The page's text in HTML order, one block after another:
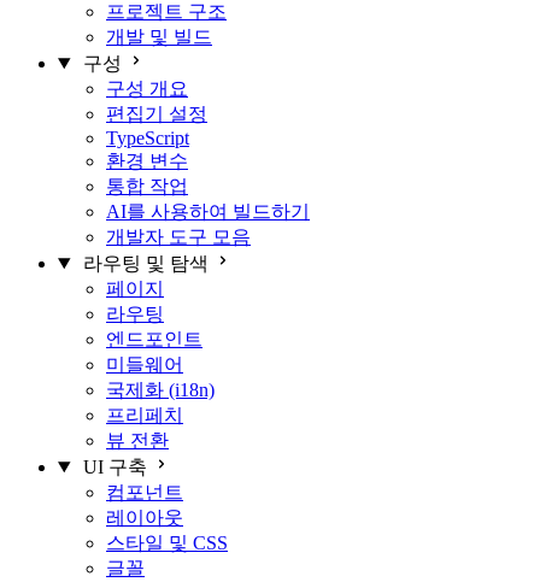
프로젝트 구조
개발 및 빌드
구성
구성 개요
편집기 설정
TypeScript
환경 변수
통합 작업
AI를 사용하여 빌드하기
개발자 도구 모음
라우팅 및 탐색
페이지
라우팅
엔드포인트
미들웨어
국제화 (i18n)
프리페치
뷰 전환
UI 구축
컴포넌트
레이아웃
스타일 및 CSS
글꼴